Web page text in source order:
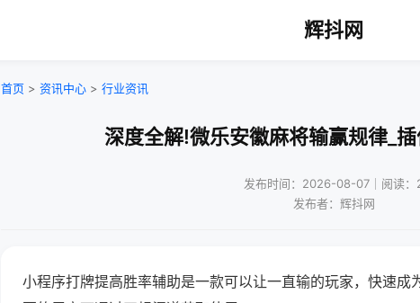
辉抖网
首页 > 资讯中心 > 行业资讯
深度全解!微乐安徽麻将输赢规律_
发布时间：2026-08-07｜阅读：
发布者：辉抖网
小程序打牌提高胜率辅助是一款可以让一直输的玩家，快速成